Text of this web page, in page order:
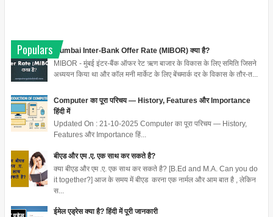
Populars
Mumbai Inter-Bank Offer Rate (MIBOR) क्या है?
MIBOR - मुंबई इंटर-बैंक ऑफर रेट ऋण बाजार के विकास के लिए समिति जिसने
अध्ययन किया था और कॉल मनी मार्केट के लिए बेंचमार्क दर के विकास के तौर-त...
Computer का पूरा परिचय — History, Features और Importance
हिंदी में
Updated On : 21-10-2025 Computer का पूरा परिचय — History,
Features और Importance हिं...
बीएड और एम .ए. एक साथ कर सकते है?
क्या बीएड और एम .ए. एक साथ कर सकते है? [B.Ed and M.A. Can you do
it together?] आज के समय में बीएड करना एक नार्मल और आम बात है , लेकिन
स...
ईमेल एड्रेस क्या है? हिंदी में पूरी जानकारी